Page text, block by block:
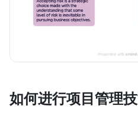
如何进行项目管理技